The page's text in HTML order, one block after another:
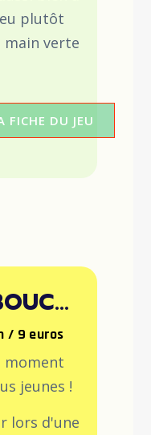
plutôt
main verte
FICHE DU JEU
/ 9 euros
moment
jeunes !
lors d'une